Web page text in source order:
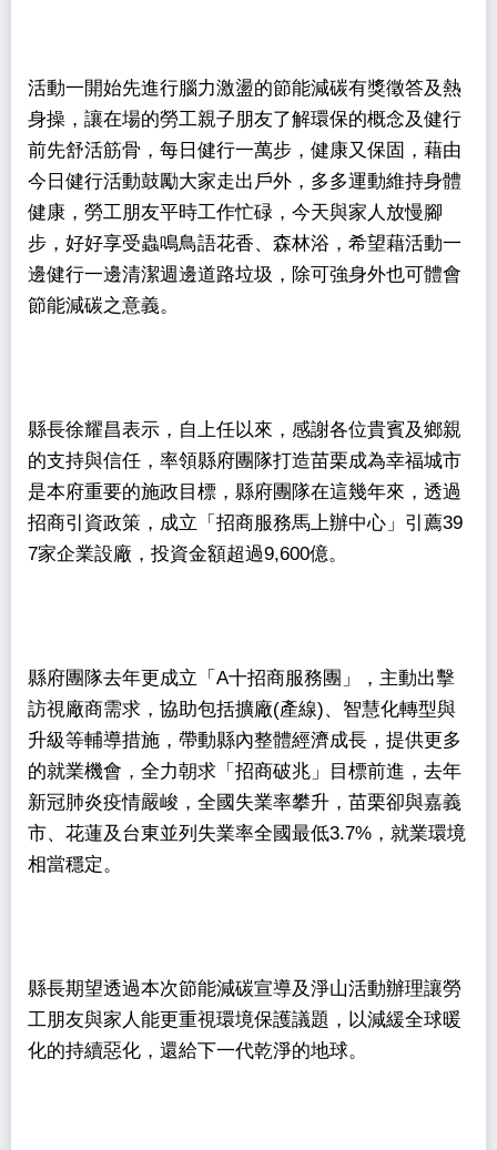
活動一開始先進行腦力激盪的節能減碳有獎徵答及熱
身操，讓在場的勞工親子朋友了解環保的概念及健行
前先舒活筋骨，每日健行一萬步，健康又保固，藉由
今日健行活動鼓勵大家走出戶外，多多運動維持身體
健康，勞工朋友平時工作忙碌，今天與家人放慢腳
步，好好享受蟲鳴鳥語花香、森林浴，希望藉活動一
邊健行一邊清潔週邊道路垃圾，除可強身外也可體會
節能減碳之意義。
縣長徐耀昌表示，自上任以來，感謝各位貴賓及鄉親
的支持與信任，率領縣府團隊打造苗栗成為幸福城市
是本府重要的施政目標，縣府團隊在這幾年來，透過
招商引資政策，成立「招商服務馬上辦中心」引薦39
7家企業設廠，投資金額超過9,600億。
縣府團隊去年更成立「A十招商服務團」，主動出擊
訪視廠商需求，協助包括擴廠(產線)、智慧化轉型與
升級等輔導措施，帶動縣內整體經濟成長，提供更多
的就業機會，全力朝求「招商破兆」目標前進，去年
新冠肺炎疫情嚴峻，全國失業率攀升，苗栗卻與嘉義
市、花蓮及台東並列失業率全國最低3.7%，就業環境
相當穩定。
縣長期望透過本次節能減碳宣導及淨山活動辦理讓勞
工朋友與家人能更重視環境保護議題，以減緩全球暖
化的持續惡化，還給下一代乾淨的地球。